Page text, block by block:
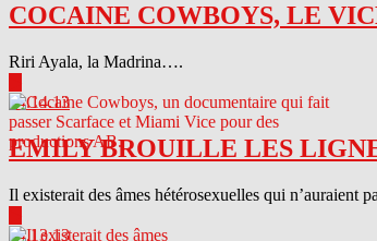
COCAINE COWBOYS, LE
Riri Ayala, la Madrina….
04.14.13
EMILY BROUILLE LES
Il existerait des âmes hétérosexuelles qui n’auraient
04.13.13